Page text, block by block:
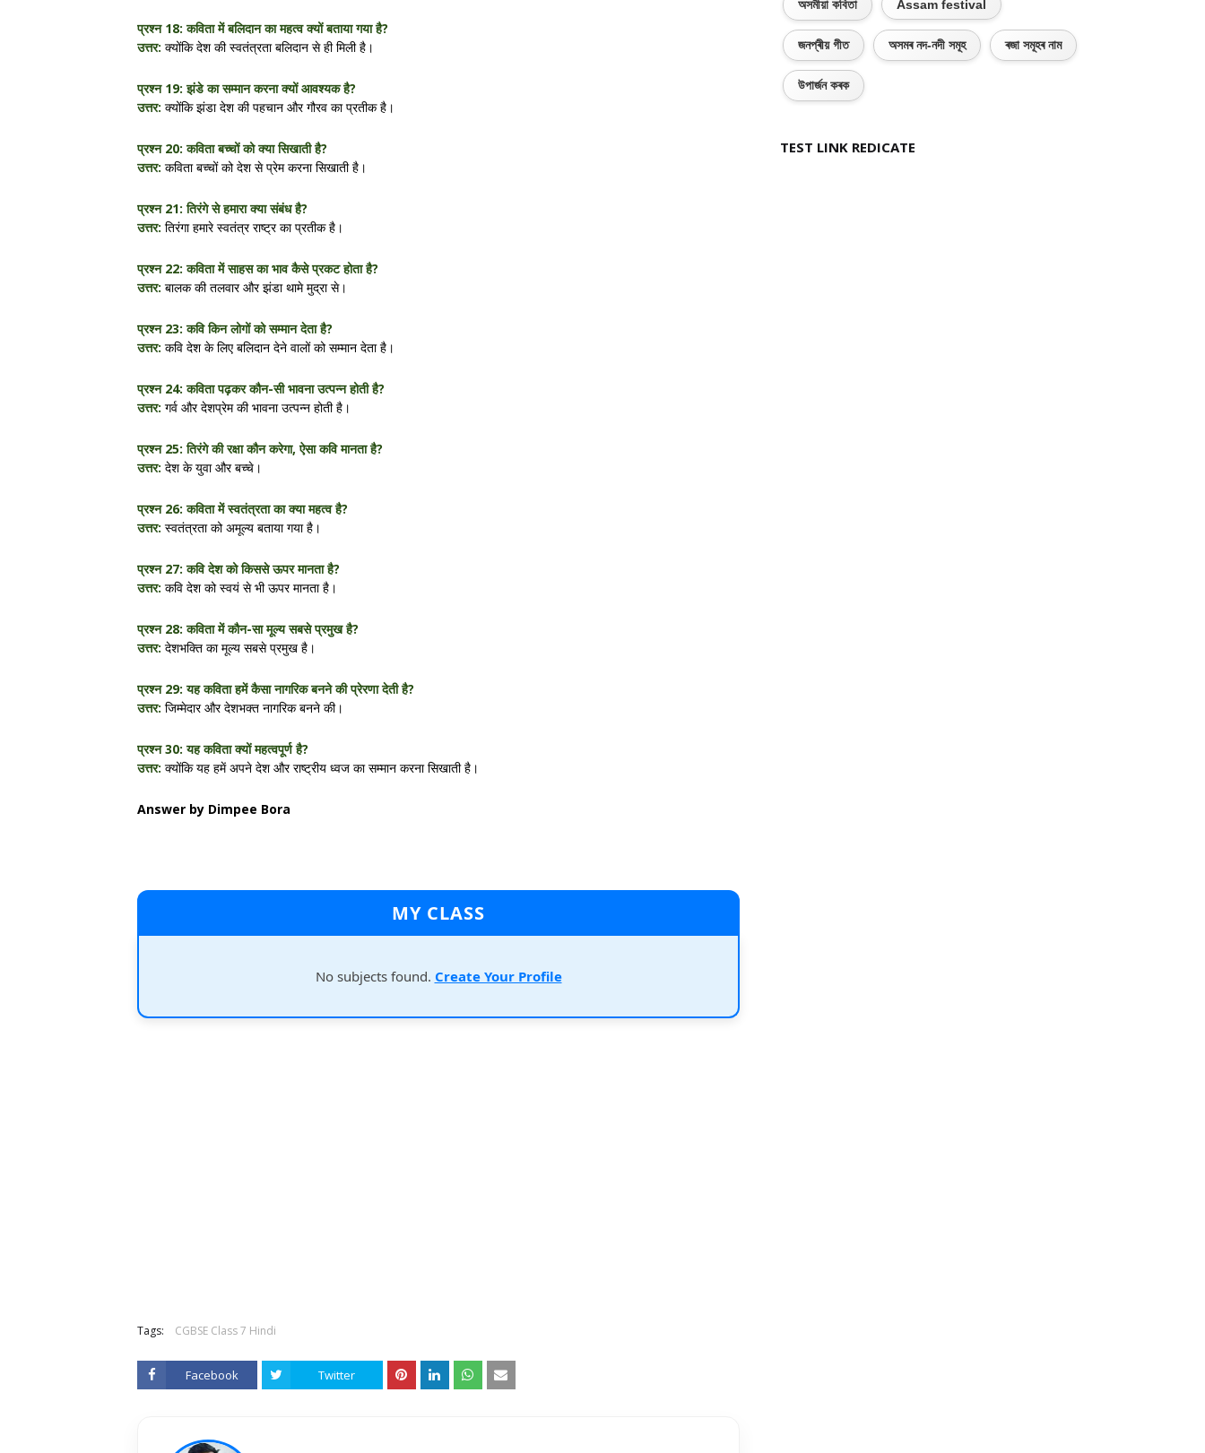
प्रश्न 18: कविता में बलिदान का महत्व क्यों बताया गया है?
उत्तर: क्योंकि देश की स्वतंत्रता बलिदान से ही मिली है।
प्रश्न 19: झंडे का सम्मान करना क्यों आवश्यक है?
उत्तर: क्योंकि झंडा देश की पहचान और गौरव का प्रतीक है।
प्रश्न 20: कविता बच्चों को क्या सिखाती है?
उत्तर: कविता बच्चों को देश से प्रेम करना सिखाती है।
प्रश्न 21: तिरंगे से हमारा क्या संबंध है?
उत्तर: तिरंगा हमारे स्वतंत्र राष्ट्र का प्रतीक है।
प्रश्न 22: कविता में साहस का भाव कैसे प्रकट होता है?
उत्तर: बालक की तलवार और झंडा थामे मुद्रा से।
प्रश्न 23: कवि किन लोगों को सम्मान देता है?
उत्तर: कवि देश के लिए बलिदान देने वालों को सम्मान देता है।
प्रश्न 24: कविता पढ़कर कौन-सी भावना उत्पन्न होती है?
उत्तर: गर्व और देशप्रेम की भावना उत्पन्न होती है।
प्रश्न 25: तिरंगे की रक्षा कौन करेगा, ऐसा कवि मानता है?
उत्तर: देश के युवा और बच्चे।
प्रश्न 26: कविता में स्वतंत्रता का क्या महत्व है?
उत्तर: स्वतंत्रता को अमूल्य बताया गया है।
प्रश्न 27: कवि देश को किससे ऊपर मानता है?
उत्तर: कवि देश को स्वयं से भी ऊपर मानता है।
प्रश्न 28: कविता में कौन-सा मूल्य सबसे प्रमुख है?
उत्तर: देशभक्ति का मूल्य सबसे प्रमुख है।
प्रश्न 29: यह कविता हमें कैसा नागरिक बनने की प्रेरणा देती है?
उत्तर: जिम्मेदार और देशभक्त नागरिक बनने की।
प्रश्न 30: यह कविता क्यों महत्वपूर्ण है?
उत्तर: क्योंकि यह हमें अपने देश और राष्ट्रीय ध्वज का सम्मान करना सिखाती है।
Answer by Dimpee Bora
MY CLASS
No subjects found. Create Your Profile
Tags: CGBSE Class 7 Hindi
Facebook Twitter
অসমীয়া কবিতা Assam festival
জনপ্ৰীয় গীত অসমৰ নদ-নদী সমূহ ৰজা সমূহৰ নাম
উপাৰ্জন কৰক
TEST LINK REDICATE